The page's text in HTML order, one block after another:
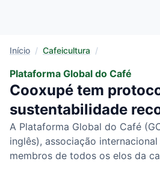
Início / Cafeicultura /
Plataforma Global do Café
Cooxupé tem
sustentabilidade
A Plataforma Global do Café
inglês), associação
membros de todos os elos da